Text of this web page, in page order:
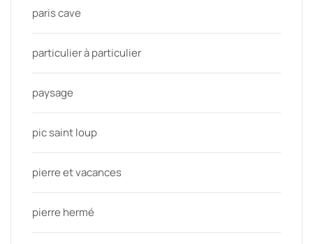
paris cave
particulier à particulier
paysage
pic saint loup
pierre et vacances
pierre hermé